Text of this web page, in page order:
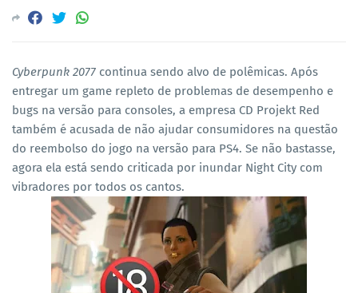
Cyberpunk 2077 continua sendo alvo de polêmicas. Após
entregar um game repleto de problemas de desempenho e
bugs na versão para consoles, a empresa CD Projekt Red
também é acusada de não ajudar consumidores na questão
do reembolso do jogo na versão para PS4. Se não bastasse,
agora ela está sendo criticada por inundar Night City com
vibradores por todos os cantos.